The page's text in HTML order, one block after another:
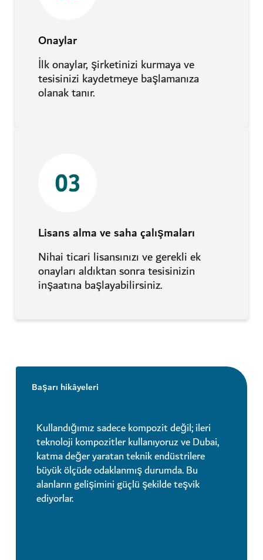
Onaylar
İlk onaylar, şirketinizi kurmaya ve
tesisinizi kaydetmeye başlamanıza
olanak tanır.
Lisans alma ve saha çalışmaları
Nihai ticari lisansınızı ve gerekli ek
onayları aldıktan sonra tesisinizin
inşaatına başlayabilirsiniz.
Başarı hikâyeleri
Kullandığımız sadece kompozit değil; ileri
teknoloji kompozitler kullanıyoruz ve Dubai,
katma değer yaratan teknik endüstrilere
büyük ölçüde odaklanmış durumda. Bu
alanların gelişimini güçlü şekilde teşvik
ediyorlar.